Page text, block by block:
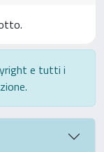
e tutti i